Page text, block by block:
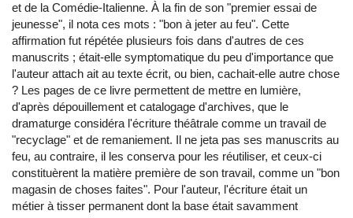
et de la Comédie-Italienne. À la fin de son "premier essai de
jeunesse", il nota ces mots : "bon à jeter au feu". Cette
affirmation fut répétée plusieurs fois dans d'autres de ces
manuscrits ; était-elle symptomatique du peu d'importance que
l'auteur attach ait au texte écrit, ou bien, cachait-elle autre chose
? Les pages de ce livre permettent de mettre en lumière,
d'après dépouillement et catalogage d'archives, que le
dramaturge considéra l'écriture théâtrale comme un travail de
"recyclage" et de remaniement. Il ne jeta pas ses manuscrits au
feu, au contraire, il les conserva pour les réutiliser, et ceux-ci
constituèrent la matière première de son travail, comme un "bon
magasin de choses faites". Pour l'auteur, l'écriture était un
métier à tisser permanent dont la base était savamment